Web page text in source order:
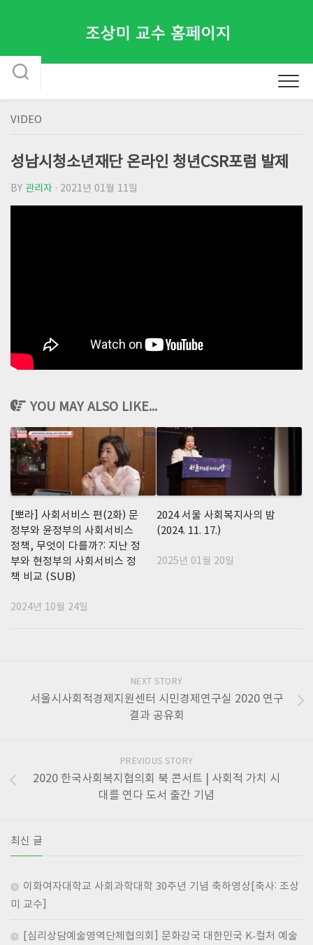
VIDEO
성남시청소년재단 온라인 청년CSR포럼 발제
BY 관리자 · 2021년 01월 11일
YOU MAY ALSO LIKE...
[뽀라] 사회서비스 편(2화) 문
정부와 윤정부의 사회서비스
정책, 무엇이 다를까?: 지난 정
부와 현정부의 사회서비스 정
책 비교 (SUB)
2024년 10월 24일
2024 서울 사회복지사의 밤
(2024. 11. 17.)
2025년 01월 20일
NEXT STORY
서울시사회적경제지원센터 시민경제연구실 2020 연구
결과 공유회
PREVIOUS STORY
2020 한국사회복지협의회 북 콘서트 | 사회적 가치 시
대를 연다 도서 출간 기념
최신 글
이화여자대학교 사회과학대학 30주년 기념 축하영상[축사: 조상
미 교수]
[심리상담예술영역단체협의회] 문화강국 대한민국 K-컬처 예술